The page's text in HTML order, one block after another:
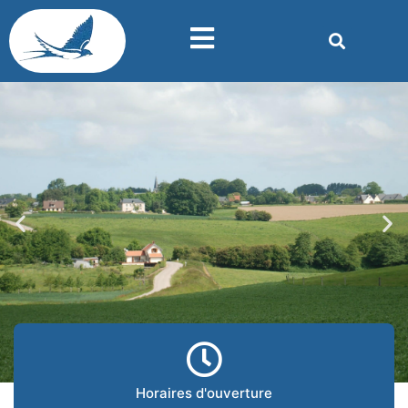
Horaires d'ouverture